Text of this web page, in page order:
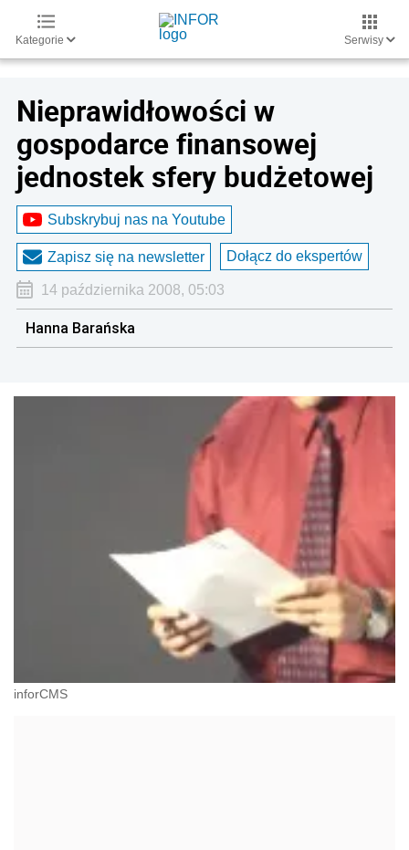
Kategorie Serwisy
Nieprawidłowości w
gospodarce finansowej
jednostek sfery budżetowej
Subskrybuj nas na Youtube
Zapisz się na newsletter Dołącz do ekspertów
14 października 2008, 05:03
Hanna Barańska
inforCMS